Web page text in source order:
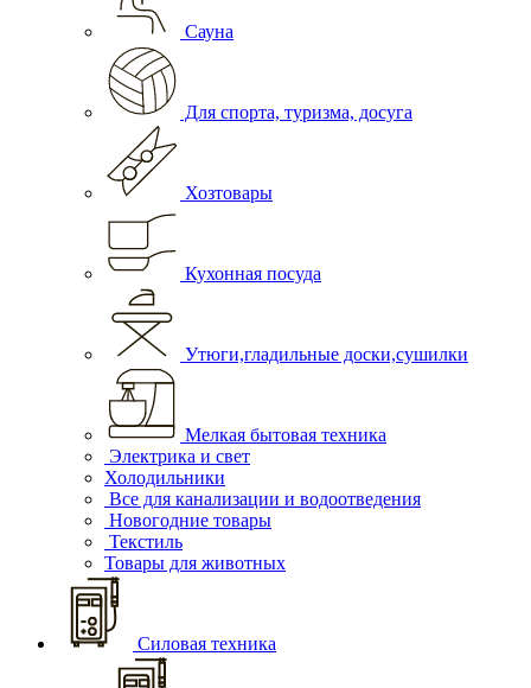
Сауна
Для спорта, туризма, досуга
Хозтовары
Кухонная посуда
Утюги,гладильные доски,сушилки
Мелкая бытовая техника
Электрика и свет
Холодильники
Все для канализации и водоотведения
Новогодние товары
Текстиль
Товары для животных
Силовая техника